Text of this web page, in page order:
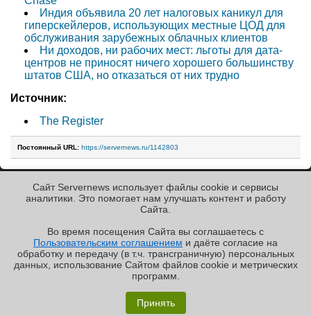
✖
Индия объявила 20 лет налоговых каникул для
гиперскейлеров, использующих местные ЦОД для
обслуживания зарубежных облачных клиентов
Ни доходов, ни рабочих мест: льготы для дата-
центров не приносят ничего хорошего большинству
штатов США, но отказаться от них трудно
Источник:
The Register
Постоянный URL: https://servernews.ru/1142803
« Назад к ленте
Copyright ©2010-2026
Servernews.Пользовательское
соглашение
/var/contact
Сайт Servernews использует файлы cookie и сервисы
аналитики. Это помогает нам улучшать контент и работу
Cайта.
Во время посещения Cайта вы соглашаетесь с
Пользовательским соглашением и даёте согласие на
обработку и передачу (в т.ч. трансграничную) персональных
данных, использование Cайтом файлов cookie и метрических
программ.
Принять